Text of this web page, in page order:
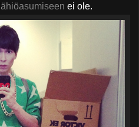
lähiöasumiseen ei ole.